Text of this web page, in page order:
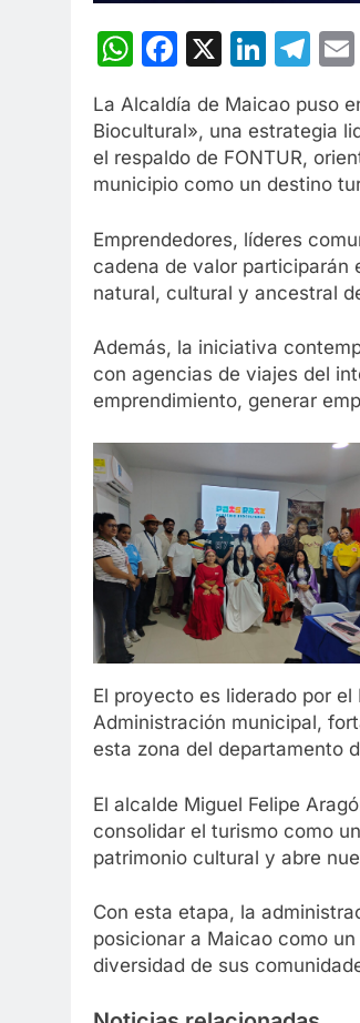
WhatsApp
Facebook
X
La Alcaldía de Maicao puso
Biocultural», una estrategia
el respaldo de FONTUR,
municipio como un destino
Emprendedores, líderes
cadena de valor participarán
natural, cultural y ancestral
Además, la iniciativa
con agencias de viajes del
emprendimiento, generar
El proyecto es liderado por
Administración municipal,
esta zona del departamento
El alcalde Miguel Felipe
consolidar el turismo como
patrimonio cultural y abre
Con esta etapa, la
posicionar a Maicao como
diversidad de sus